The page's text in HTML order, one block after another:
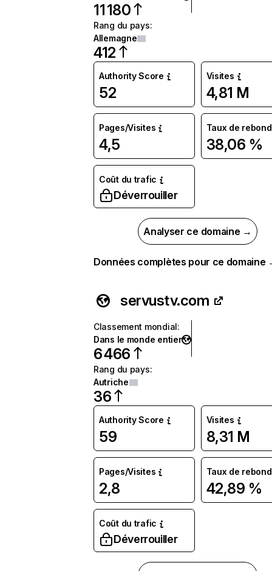
11 180
Rang du pays:
Allemagne
412
Authority Score
52
Visites
4,81 M
Pages/Visites
4,5
Taux de rebond
38,06 %
Coût du trafic
Déverrouiller
Analyser ce domaine →
Données complètes pour ce domaine
servustv.com
Classement mondial:
Dans le monde entier
6 466
Rang du pays:
Autriche
36
Authority Score
59
Visites
8,31 M
Pages/Visites
2,8
Taux de rebond
42,89 %
Coût du trafic
Déverrouiller